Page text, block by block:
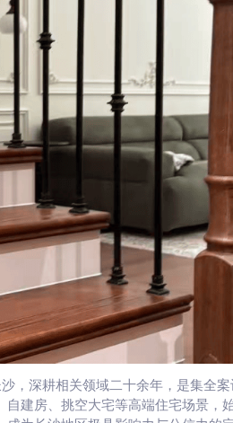
，深耕相关领域二十余年，是集全
建房、挑空大宅等高端住宅场景，